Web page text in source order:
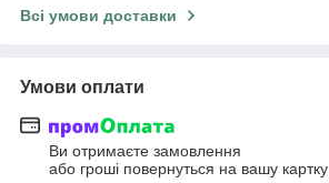
Всі умови доставки
Умови оплати
Ви отримаєте замовлення
або гроші повернуться на вашу картку